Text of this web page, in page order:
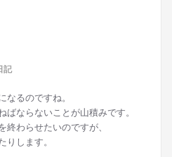
記
るのですね。
ならないことが山積みです。
わらせたいのですが、
します。